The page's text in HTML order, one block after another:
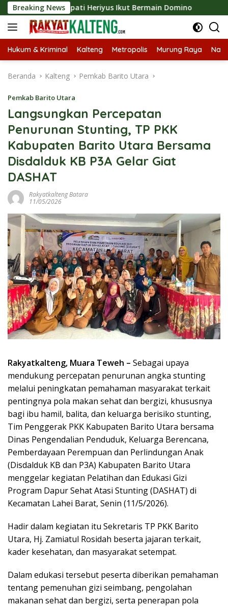
Langsung
ke
konten
Breaking News
2026, Bupati Heriyus Ikut Bermain Domino Tekan
Hukum & Kriminal Kalteng Metropolis Murung Raya
Beranda Kalteng Pemkab Barito Utara
Pemkab Barito Utara
Langsungkan Percepatan
Penurunan Stunting, TP PKK
Kabupaten Barito Utara Bersama
Disdalduk KB P3A Gelar Giat
DASHAT
Rakyatkalteng Batara
11/05/2026
Rakyatkalteng, Muara Teweh – Sebagai upaya
mendukung percepatan penurunan angka stunting
melalui peningkatan pemahaman masyarakat terkait
pentingnya pola makan sehat dan bergizi, khususnya
bagi ibu hamil, balita, dan keluarga berisiko stunting,
Tim Penggerak PKK Kabupaten Barito Utara bersama
Dinas Pengendalian Penduduk, Keluarga Berencana,
Pemberdayaan Perempuan dan Perlindungan Anak
(Disdalduk KB dan P3A) Kabupaten Barito Utara
menggelar kegiatan Pelatihan dan Edukasi Gizi
Program Dapur Sehat Atasi Stunting (DASHAT) di
Kecamatan Lahei Barat, Senin (11/5/2026).
Hadir dalam kegiatan itu Sekretaris TP PKK Barito
Utara, Hj. Zamiatul Rosidah beserta jajaran terkait,
kader kesehatan, dan masyarakat setempat.
Dalam edukasi tersebut peserta diberikan pemahaman
tentang pemenuhan gizi seimbang, pengolahan
makanan sehat dan bergizi, serta penerapan pola